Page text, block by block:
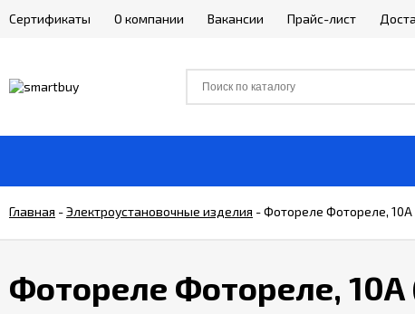
Сертификаты О компании Вакансии Прайс-лист
Главная -Электроустановочные изделия -Фотореле Фотореле,
Фотореле Фотореле,